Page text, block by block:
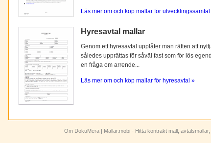
Läs mer om och köp mallar för utvecklingssamtal
Hyresavtal mallar
Genom ett hyresavtal upplåter man rätten att
således upprättas för såväl fast som för lös
en fråga om arrende...
Läs mer om och köp mallar för hyresavtal »
Om DokuMera | Mallar.mobi - Hitta kontrakt mall,